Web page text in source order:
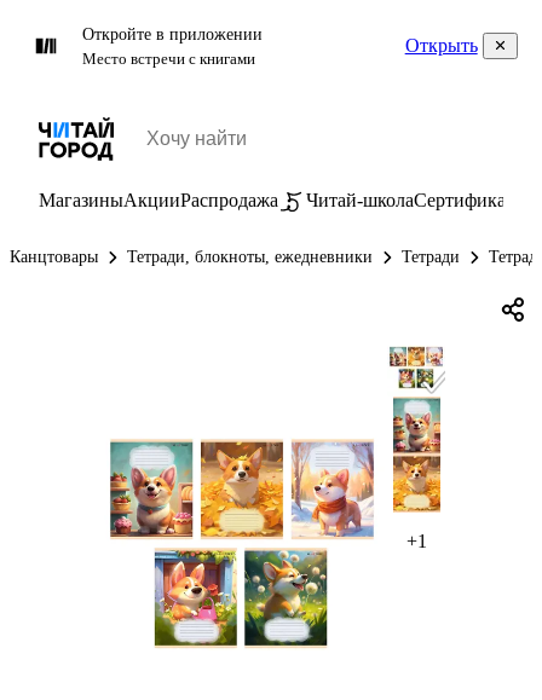
Откройте в приложении
Место встречи с книгами
Открыть
МагазиныАкцииРаспродажа Читай-школаСертификаты
Канцтовары Тетради, блокноты, ежедневники Тетради
+1